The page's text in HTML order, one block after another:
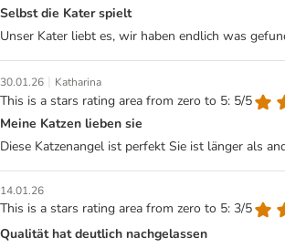
Selbst die Kater spielt
Unser Kater liebt es, wir haben endlich was
30.01.26 | Katharina
This is a stars rating area from zero to 5: 5/5
Meine Katzen lieben sie
Diese Katzenangel ist perfekt Sie ist länger als
14.01.26
This is a stars rating area from zero to 5: 3/5
Qualität hat deutlich nachgelassen